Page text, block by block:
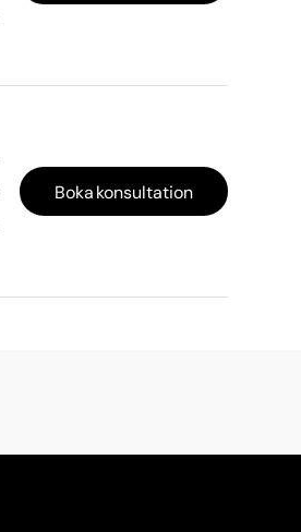
Boka konsultation